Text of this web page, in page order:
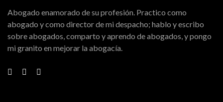
Abogado enamorado de su profesión. Practico como
abogado y como director de mi despacho; hablo y escribo
sobre abogados, comparto y aprendo de abogados, y pongo
mi granito en mejorar la abogacía.